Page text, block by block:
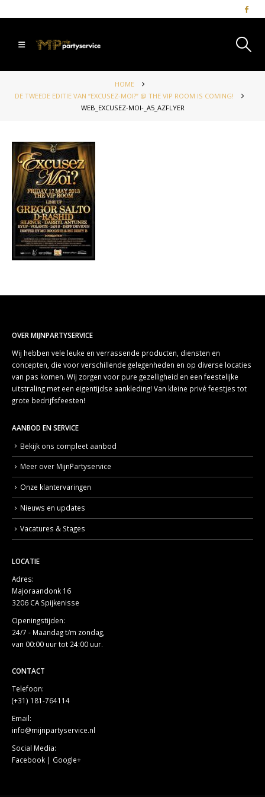
HOME
DE TWEEDE EDITIE VAN “EXCUSEZ-MOI?” @ THE VIP ROOM IS COMING!
WEB_EXCUSEZ-MOI-_A5_AZFLYER
OVER MIJNPARTYSERVICE
Wij hebben vele leuke en verrassende producten, diensten en
concepten, die voor verschillende gelegenheden en op diverse locaties
van pas komen. Wij zorgen voor pure gezelligheid en een feestelijke
uitstraling met een eigentijdse aankleding! Van kleine privé feestjes tot
grote bedrijfsfeesten!
AANBOD EN SERVICE
Bekijk ons compleet aanbod
Meer over MijnPartyservice
Onze klantervaringen
Nieuws en updates
Vacatures & Stages
LOCATIE
Adres:
Majoraandonk 16
3206 CA Spijkenisse
Openingstijden:
24/7 - Maandag t/m zondag,
van 00:00 uur tot 24:00 uur.
CONTACT
Telefoon:
(+31) 181-764114
Email:
info@mijnpartyservice.nl
Social Media:
Facebook | Google+